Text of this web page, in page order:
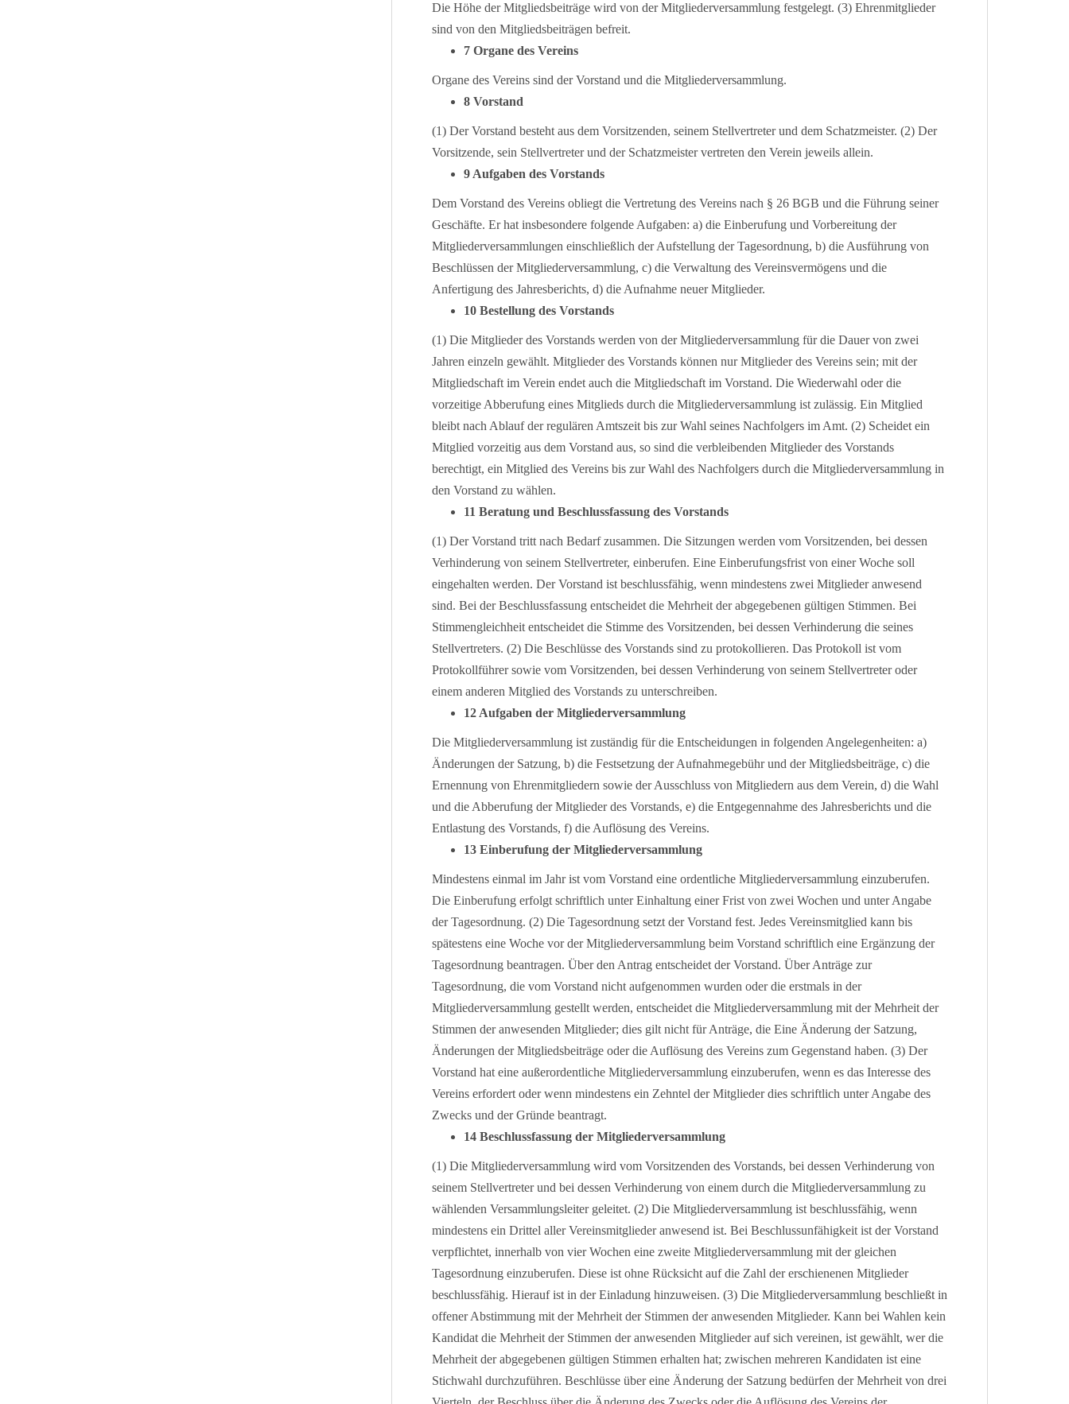
Die Höhe der Mitgliedsbeiträge wird von der Mitgliederversammlung festgelegt. (3) Ehrenmitglieder
sind von den Mitgliedsbeiträgen befreit.
7 Organe des Vereins
Organe des Vereins sind der Vorstand und die Mitgliederversammlung.
8 Vorstand
(1) Der Vorstand besteht aus dem Vorsitzenden, seinem Stellvertreter und dem Schatzmeister. (2) Der
Vorsitzende, sein Stellvertreter und der Schatzmeister vertreten den Verein jeweils allein.
9 Aufgaben des Vorstands
Dem Vorstand des Vereins obliegt die Vertretung des Vereins nach § 26 BGB und die Führung seiner
Geschäfte. Er hat insbesondere folgende Aufgaben: a) die Einberufung und Vorbereitung der
Mitgliederversammlungen einschließlich der Aufstellung der Tagesordnung, b) die Ausführung von
Beschlüssen der Mitgliederversammlung, c) die Verwaltung des Vereinsvermögens und die
Anfertigung des Jahresberichts, d) die Aufnahme neuer Mitglieder.
10 Bestellung des Vorstands
(1) Die Mitglieder des Vorstands werden von der Mitgliederversammlung für die Dauer von zwei
Jahren einzeln gewählt. Mitglieder des Vorstands können nur Mitglieder des Vereins sein; mit der
Mitgliedschaft im Verein endet auch die Mitgliedschaft im Vorstand. Die Wiederwahl oder die
vorzeitige Abberufung eines Mitglieds durch die Mitgliederversammlung ist zulässig. Ein Mitglied
bleibt nach Ablauf der regulären Amtszeit bis zur Wahl seines Nachfolgers im Amt. (2) Scheidet ein
Mitglied vorzeitig aus dem Vorstand aus, so sind die verbleibenden Mitglieder des Vorstands
berechtigt, ein Mitglied des Vereins bis zur Wahl des Nachfolgers durch die Mitgliederversammlung in
den Vorstand zu wählen.
11 Beratung und Beschlussfassung des Vorstands
(1) Der Vorstand tritt nach Bedarf zusammen. Die Sitzungen werden vom Vorsitzenden, bei dessen
Verhinderung von seinem Stellvertreter, einberufen. Eine Einberufungsfrist von einer Woche soll
eingehalten werden. Der Vorstand ist beschlussfähig, wenn mindestens zwei Mitglieder anwesend
sind. Bei der Beschlussfassung entscheidet die Mehrheit der abgegebenen gültigen Stimmen. Bei
Stimmengleichheit entscheidet die Stimme des Vorsitzenden, bei dessen Verhinderung die seines
Stellvertreters. (2) Die Beschlüsse des Vorstands sind zu protokollieren. Das Protokoll ist vom
Protokollführer sowie vom Vorsitzenden, bei dessen Verhinderung von seinem Stellvertreter oder
einem anderen Mitglied des Vorstands zu unterschreiben.
12 Aufgaben der Mitgliederversammlung
Die Mitgliederversammlung ist zuständig für die Entscheidungen in folgenden Angelegenheiten: a)
Änderungen der Satzung, b) die Festsetzung der Aufnahmegebühr und der Mitgliedsbeiträge, c) die
Ernennung von Ehrenmitgliedern sowie der Ausschluss von Mitgliedern aus dem Verein, d) die Wahl
und die Abberufung der Mitglieder des Vorstands, e) die Entgegennahme des Jahresberichts und die
Entlastung des Vorstands, f) die Auflösung des Vereins.
13 Einberufung der Mitgliederversammlung
Mindestens einmal im Jahr ist vom Vorstand eine ordentliche Mitgliederversammlung einzuberufen.
Die Einberufung erfolgt schriftlich unter Einhaltung einer Frist von zwei Wochen und unter Angabe
der Tagesordnung. (2) Die Tagesordnung setzt der Vorstand fest. Jedes Vereinsmitglied kann bis
spätestens eine Woche vor der Mitgliederversammlung beim Vorstand schriftlich eine Ergänzung der
Tagesordnung beantragen. Über den Antrag entscheidet der Vorstand. Über Anträge zur
Tagesordnung, die vom Vorstand nicht aufgenommen wurden oder die erstmals in der
Mitgliederversammlung gestellt werden, entscheidet die Mitgliederversammlung mit der Mehrheit der
Stimmen der anwesenden Mitglieder; dies gilt nicht für Anträge, die Eine Änderung der Satzung,
Änderungen der Mitgliedsbeiträge oder die Auflösung des Vereins zum Gegenstand haben. (3) Der
Vorstand hat eine außerordentliche Mitgliederversammlung einzuberufen, wenn es das Interesse des
Vereins erfordert oder wenn mindestens ein Zehntel der Mitglieder dies schriftlich unter Angabe des
Zwecks und der Gründe beantragt.
14 Beschlussfassung der Mitgliederversammlung
(1) Die Mitgliederversammlung wird vom Vorsitzenden des Vorstands, bei dessen Verhinderung von
seinem Stellvertreter und bei dessen Verhinderung von einem durch die Mitgliederversammlung zu
wählenden Versammlungsleiter geleitet. (2) Die Mitgliederversammlung ist beschlussfähig, wenn
mindestens ein Drittel aller Vereinsmitglieder anwesend ist. Bei Beschlussunfähigkeit ist der Vorstand
verpflichtet, innerhalb von vier Wochen eine zweite Mitgliederversammlung mit der gleichen
Tagesordnung einzuberufen. Diese ist ohne Rücksicht auf die Zahl der erschienenen Mitglieder
beschlussfähig. Hierauf ist in der Einladung hinzuweisen. (3) Die Mitgliederversammlung beschließt in
offener Abstimmung mit der Mehrheit der Stimmen der anwesenden Mitglieder. Kann bei Wahlen kein
Kandidat die Mehrheit der Stimmen der anwesenden Mitglieder auf sich vereinen, ist gewählt, wer die
Mehrheit der abgegebenen gültigen Stimmen erhalten hat; zwischen mehreren Kandidaten ist eine
Stichwahl durchzuführen. Beschlüsse über eine Änderung der Satzung bedürfen der Mehrheit von drei